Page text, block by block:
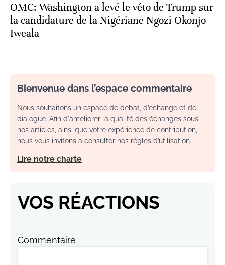
OMC: Washington a levé le véto de Trump sur
la candidature de la Nigériane Ngozi Okonjo-
Iweala
Bienvenue dans l’espace commentaire
Nous souhaitons un espace de débat, d’échange et de
dialogue. Afin d'améliorer la qualité des échanges sous
nos articles, ainsi que votre expérience de contribution,
nous vous invitons à consulter nos règles d’utilisation.
Lire notre charte
VOS RÉACTIONS
Commentaire